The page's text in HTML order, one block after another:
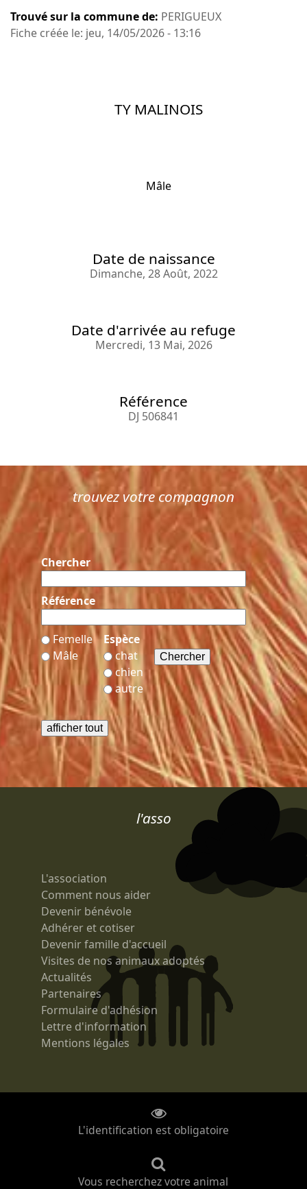
Trouvé sur la commune de: PERIGUEUX
Fiche créée le: jeu, 14/05/2026 - 13:16
TY MALINOIS
Mâle
Date de naissance
Dimanche, 28 Août, 2022
Date d'arrivée au refuge
Mercredi, 13 Mai, 2026
Référence
DJ 506841
trouvez votre compagnon
Chercher
Référence
Femelle
Mâle
Espèce
chat
chien
autre
l'asso
L'association
Comment nous aider
Devenir bénévole
Adhérer et cotiser
Devenir famille d'accueil
Visites de nos animaux adoptés
Actualités
Partenaires
Formulaire d'adhésion
Lettre d'information
Mentions légales
L'identification est obligatoire
Vous recherchez votre animal